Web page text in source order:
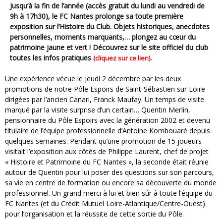
Jusqu’à la fin de l’année (accès gratuit du lundi au vendredi de
9h à 17h30), le FC Nantes prolonge sa toute première
exposition sur l’Histoire du Club. Objets historiques, anecdotes
personnelles, moments marquants,… plongez au cœur du
patrimoine jaune et vert ! Découvrez sur le site officiel du club
toutes les infos pratiques (cliquez sur ce lien).
Une expérience vécue le jeudi 2 décembre par les deux
promotions de notre Pôle Espoirs de Saint-Sébastien sur Loire
dirigées par l’ancien Canari, Franck Maufay. Un temps de visite
marqué par la visite surprise d’un certain… Quentin Merlin,
pensionnaire du Pôle Espoirs avec la génération 2002 et devenu
titulaire de l’équipe professionnelle d’Antoine Kombouaré depuis
quelques semaines. Pendant qu’une promotion de 15 joueurs
visitait l’exposition aux côtés de Philippe Laurent, chef de projet
« Histoire et Patrimoine du FC Nantes », la seconde était réunie
autour de Quentin pour lui poser des questions sur son parcours,
sa vie en centre de formation ou encore sa découverte du monde
professionnel. Un grand merci à lui et bien sûr à toute l’équipe du
FC Nantes (et du Crédit Mutuel Loire-Atlantique/Centre-Ouest)
pour l’organisation et la réussite de cette sortie du Pôle.